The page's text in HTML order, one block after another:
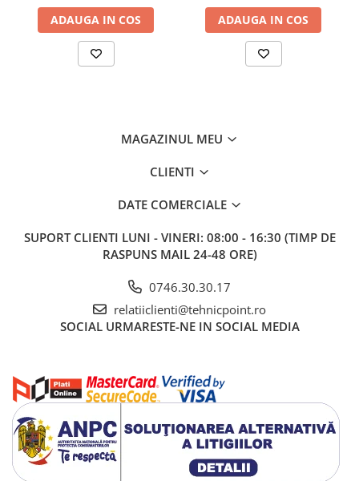
ADAUGA IN COS ADAUGA IN COS
MAGAZINUL MEU
CLIENTI
DATE COMERCIALE
SUPORT CLIENTI LUNI - VINERI: 08:00 - 16:30 (TIMP DE
RASPUNS MAIL 24-48 ORE)
0746.30.30.17
relatiiclienti@tehnicpoint.ro
SOCIAL URMARESTE-NE IN SOCIAL MEDIA